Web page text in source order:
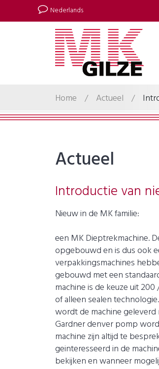
Nederlands
Home / Actueel /
Actueel
Introductie van
Nieuw in de MK familie:
een MK Dieptrekmachine.
opgebouwd en is dus ook
verpakkingsmachines
gebouwd met een
machine is de keuze uit
of alleen sealen
wordt de machine geleverd
Gardner denver pomp
machine zijn altijd te
geinteresseerd in de
bekijken en wanneer